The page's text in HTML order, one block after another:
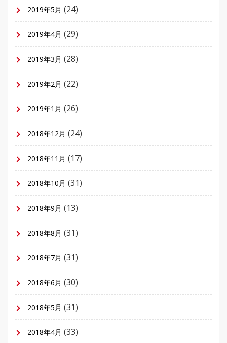
2019年5月 (24)
2019年4月 (29)
2019年3月 (28)
2019年2月 (22)
2019年1月 (26)
2018年12月 (24)
2018年11月 (17)
2018年10月 (31)
2018年9月 (13)
2018年8月 (31)
2018年7月 (31)
2018年6月 (30)
2018年5月 (31)
2018年4月 (33)